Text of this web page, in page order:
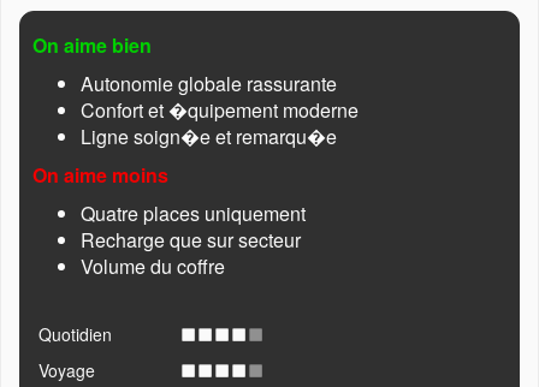
On aime bien
Autonomie globale rassurante
Confort et �quipement moderne
Ligne soign�e et remarqu�e
On aime moins
Quatre places uniquement
Recharge que sur secteur
Volume du coffre
Quotidien
Voyage